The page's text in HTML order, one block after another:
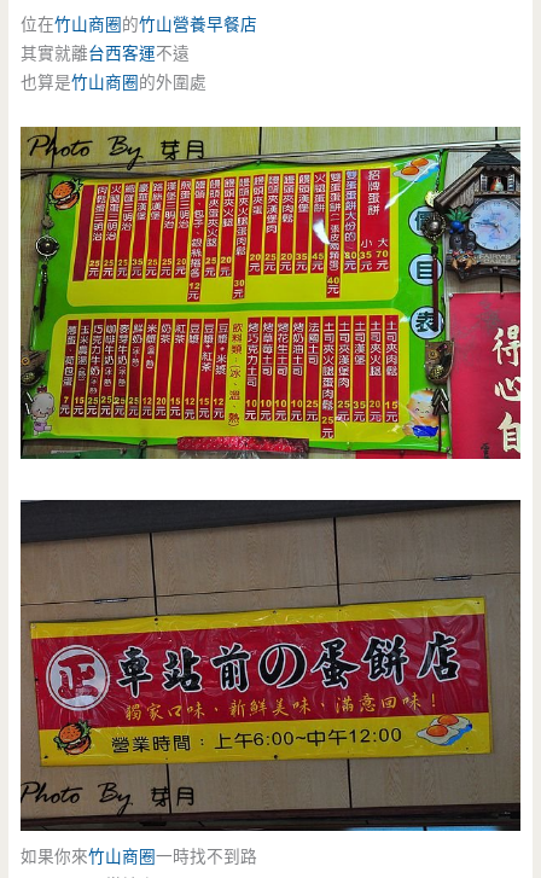
位在竹山商圈的竹山營養早餐店
其實就離台西客運不遠
也算是竹山商圈的外圍處
如果你來竹山商圈一時找不到路